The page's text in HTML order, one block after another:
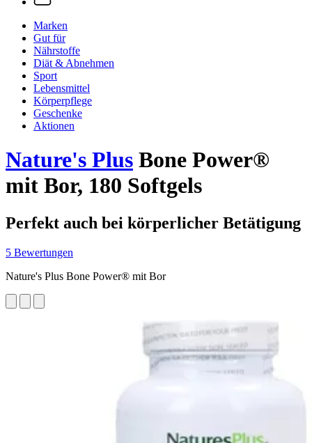
Marken
Gut für
Nährstoffe
Diät & Abnehmen
Sport
Lebensmittel
Körperpflege
Geschenke
Aktionen
Nature's Plus Bone Power®
mit Bor, 180 Softgels
Perfekt auch bei körperlicher Betätigung
5 Bewertungen
Nature's Plus Bone Power® mit Bor